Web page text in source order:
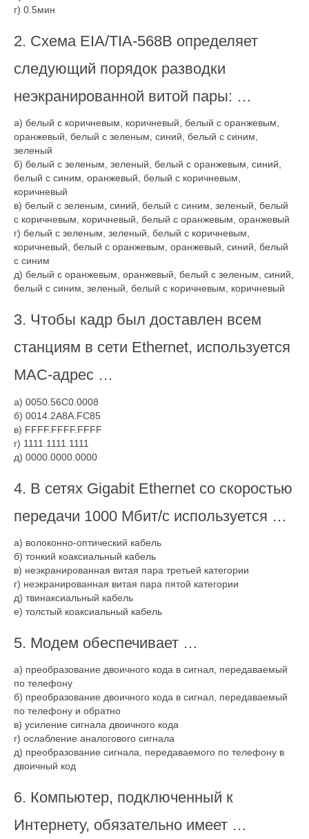
г) 0.5мин
2. Схема EIA/TIA-568B определяет
следующий порядок разводки
неэкранированной витой пары: …
а) белый с коричневым, коричневый, белый с оранжевым,
оранжевый, белый с зеленым, синий, белый с синим,
зеленый
б) белый с зеленым, зеленый, белый с оранжевым, синий,
белый с синим, оранжевый, белый с коричневым,
коричневый
в) белый с зеленым, синий, белый с синим, зеленый, белый
с коричневым, коричневый, белый с оранжевым, оранжевый
г) белый с зеленым, зеленый, белый с коричневым,
коричневый, белый с оранжевым, оранжевый, синий, белый
с синим
д) белый с оранжевым, оранжевый, белый с зеленым, синий,
белый с синим, зеленый, белый с коричневым, коричневый
3. Чтобы кадр был доставлен всем
станциям в сети Ethernet, используется
МАС-адрес …
а) 0050.56C0.0008
б) 0014.2A8A.FC85
в) FFFF.FFFF.FFFF
г) 1111.1111.1111
д) 0000.0000.0000
4. В сетях Gigabit Ethernet со скоростью
передачи 1000 Мбит/с используется …
а) волоконно-оптический кабель
б) тонкий коаксиальный кабель
в) неэкранированная витая пара третьей категории
г) неэкранированная витая пара пятой категории
д) твинаксиальный кабель
е) толстый коаксиальный кабель
5. Модем обеспечивает …
а) преобразование двоичного кода в сигнал, передаваемый
по телефону
б) преобразование двоичного кода в сигнал, передаваемый
по телефону и обратно
в) усиление сигнала двоичного кода
г) ослабление аналогового сигнала
д) преобразование сигнала, передаваемого по телефону в
двоичный код
6. Компьютер, подключенный к
Интернету, обязательно имеет …